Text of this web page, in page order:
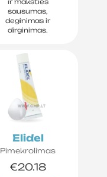
ir makšties
sausumas,
deginimas ir
dirginimas.
Elidel
Pimekrolimas
€20.18